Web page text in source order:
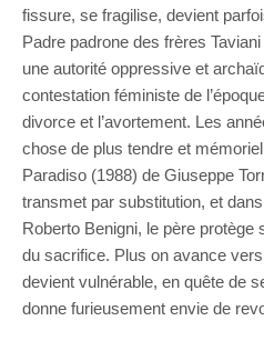
fissure, se fragilise, devient
Padre padrone des frères
une autorité oppressive et
contestation féministe de
divorce et l’avortement. Les
chose de plus tendre et
Paradiso (1988) de Giuseppe
transmet par substitution, et
Roberto Benigni, le père protège
du sacrifice. Plus on avance vers
devient vulnérable, en quête de
donne furieusement envie de